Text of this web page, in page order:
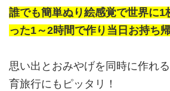
誰でも簡単ぬり絵感覚で世界に1
った1～2時間で作り 当日お持ち
思い出とおみやげを同時に作れ
育旅行にもピッタリ！